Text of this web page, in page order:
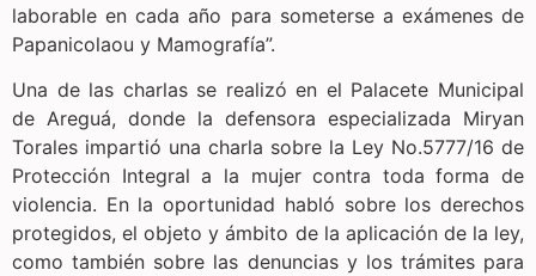
laborable en cada año para someterse a exámenes de
Papanicolaou y Mamografía”.
Una de las charlas se realizó en el Palacete Municipal
de Areguá, donde la defensora especializada Miryan
Torales impartió una charla sobre la Ley No.5777/16 de
Protección Integral a la mujer contra toda forma de
violencia. En la oportunidad habló sobre los derechos
protegidos, el objeto y ámbito de la aplicación de la ley,
como también sobre las denuncias y los trámites para